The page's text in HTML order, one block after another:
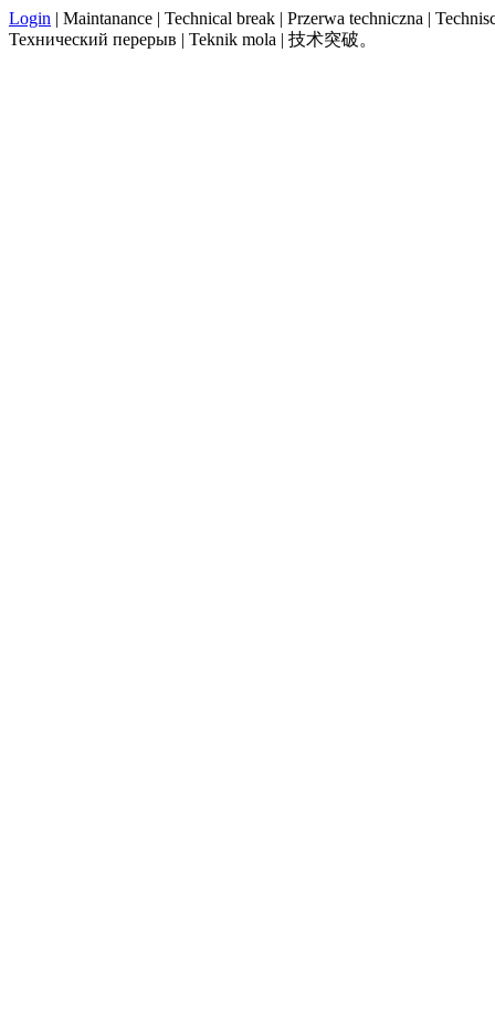
Login | Maintanance | Technical break | Przerwa techniczna |
Технический перерыв | Teknik mola | 技术突破。